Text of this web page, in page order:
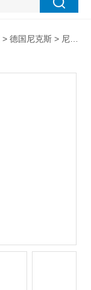
>德国尼克斯 > 尼克斯 9500基本型涂层测厚仪主机